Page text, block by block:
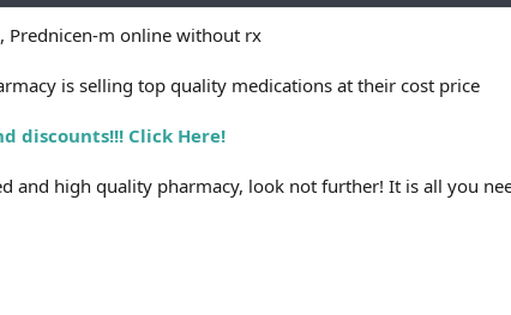
Prednicen-m online without rx
is selling top quality medications at their cost price
discounts!!! Click Here!
and high quality pharmacy, look not further! It is all you